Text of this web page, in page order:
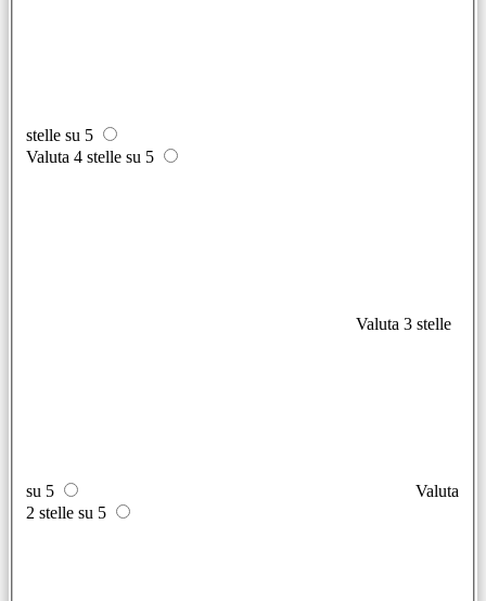
stelle su 5
Valuta 4 stelle su 5
Valuta 3 stelle
su 5
Valuta
2 stelle su 5